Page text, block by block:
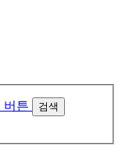
검색